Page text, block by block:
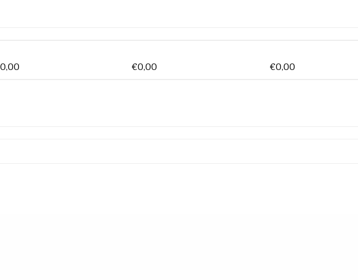
€0,00 €0,00